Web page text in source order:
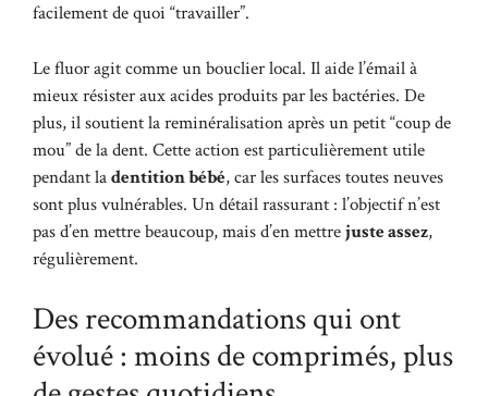
facilement de quoi “travailler”.
Le fluor agit comme un bouclier local. Il aide l’émail à
mieux résister aux acides produits par les bactéries. De
plus, il soutient la reminéralisation après un petit “coup de
mou” de la dent. Cette action est particulièrement utile
pendant ladentition bébé, car les surfaces toutes neuves
sont plus vulnérables. Un détail rassurant : l’objectif n’est
pas d’en mettre beaucoup, mais d’en mettrejuste assez,
régulièrement.
Des recommandations qui ont
évolué : moins de comprimés, plus